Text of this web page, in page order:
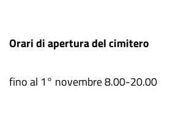
Orari di apertura del cimitero
fino al 1° novembre 8.00-20.00